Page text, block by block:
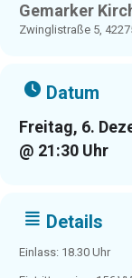
Gemarker
Zwinglistraße 5,
Datum
Freitag, 6.
@ 21:30 Uhr
Details
Einlass: 18.30 Uhr